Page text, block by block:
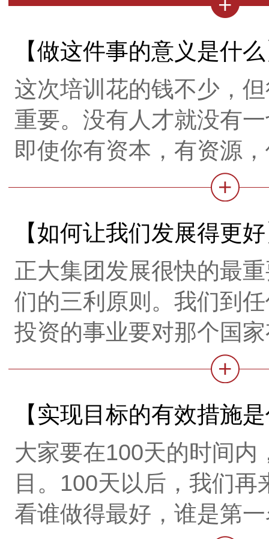
【做这件事的意义是什
这次培训花的钱不少，
重要。没有人才就没有
即使你有资本，有资源
力的人才去运作这些资源
【如何让我们发展得更
正大集团发展很快的最
们的三利原则。我们到
投资的事业要对那个国
家的人民有利，对我们集
【实现目标的有效措施
大家要在100天的时间内
目。100天以后，我们再
看谁做得最好，谁是第